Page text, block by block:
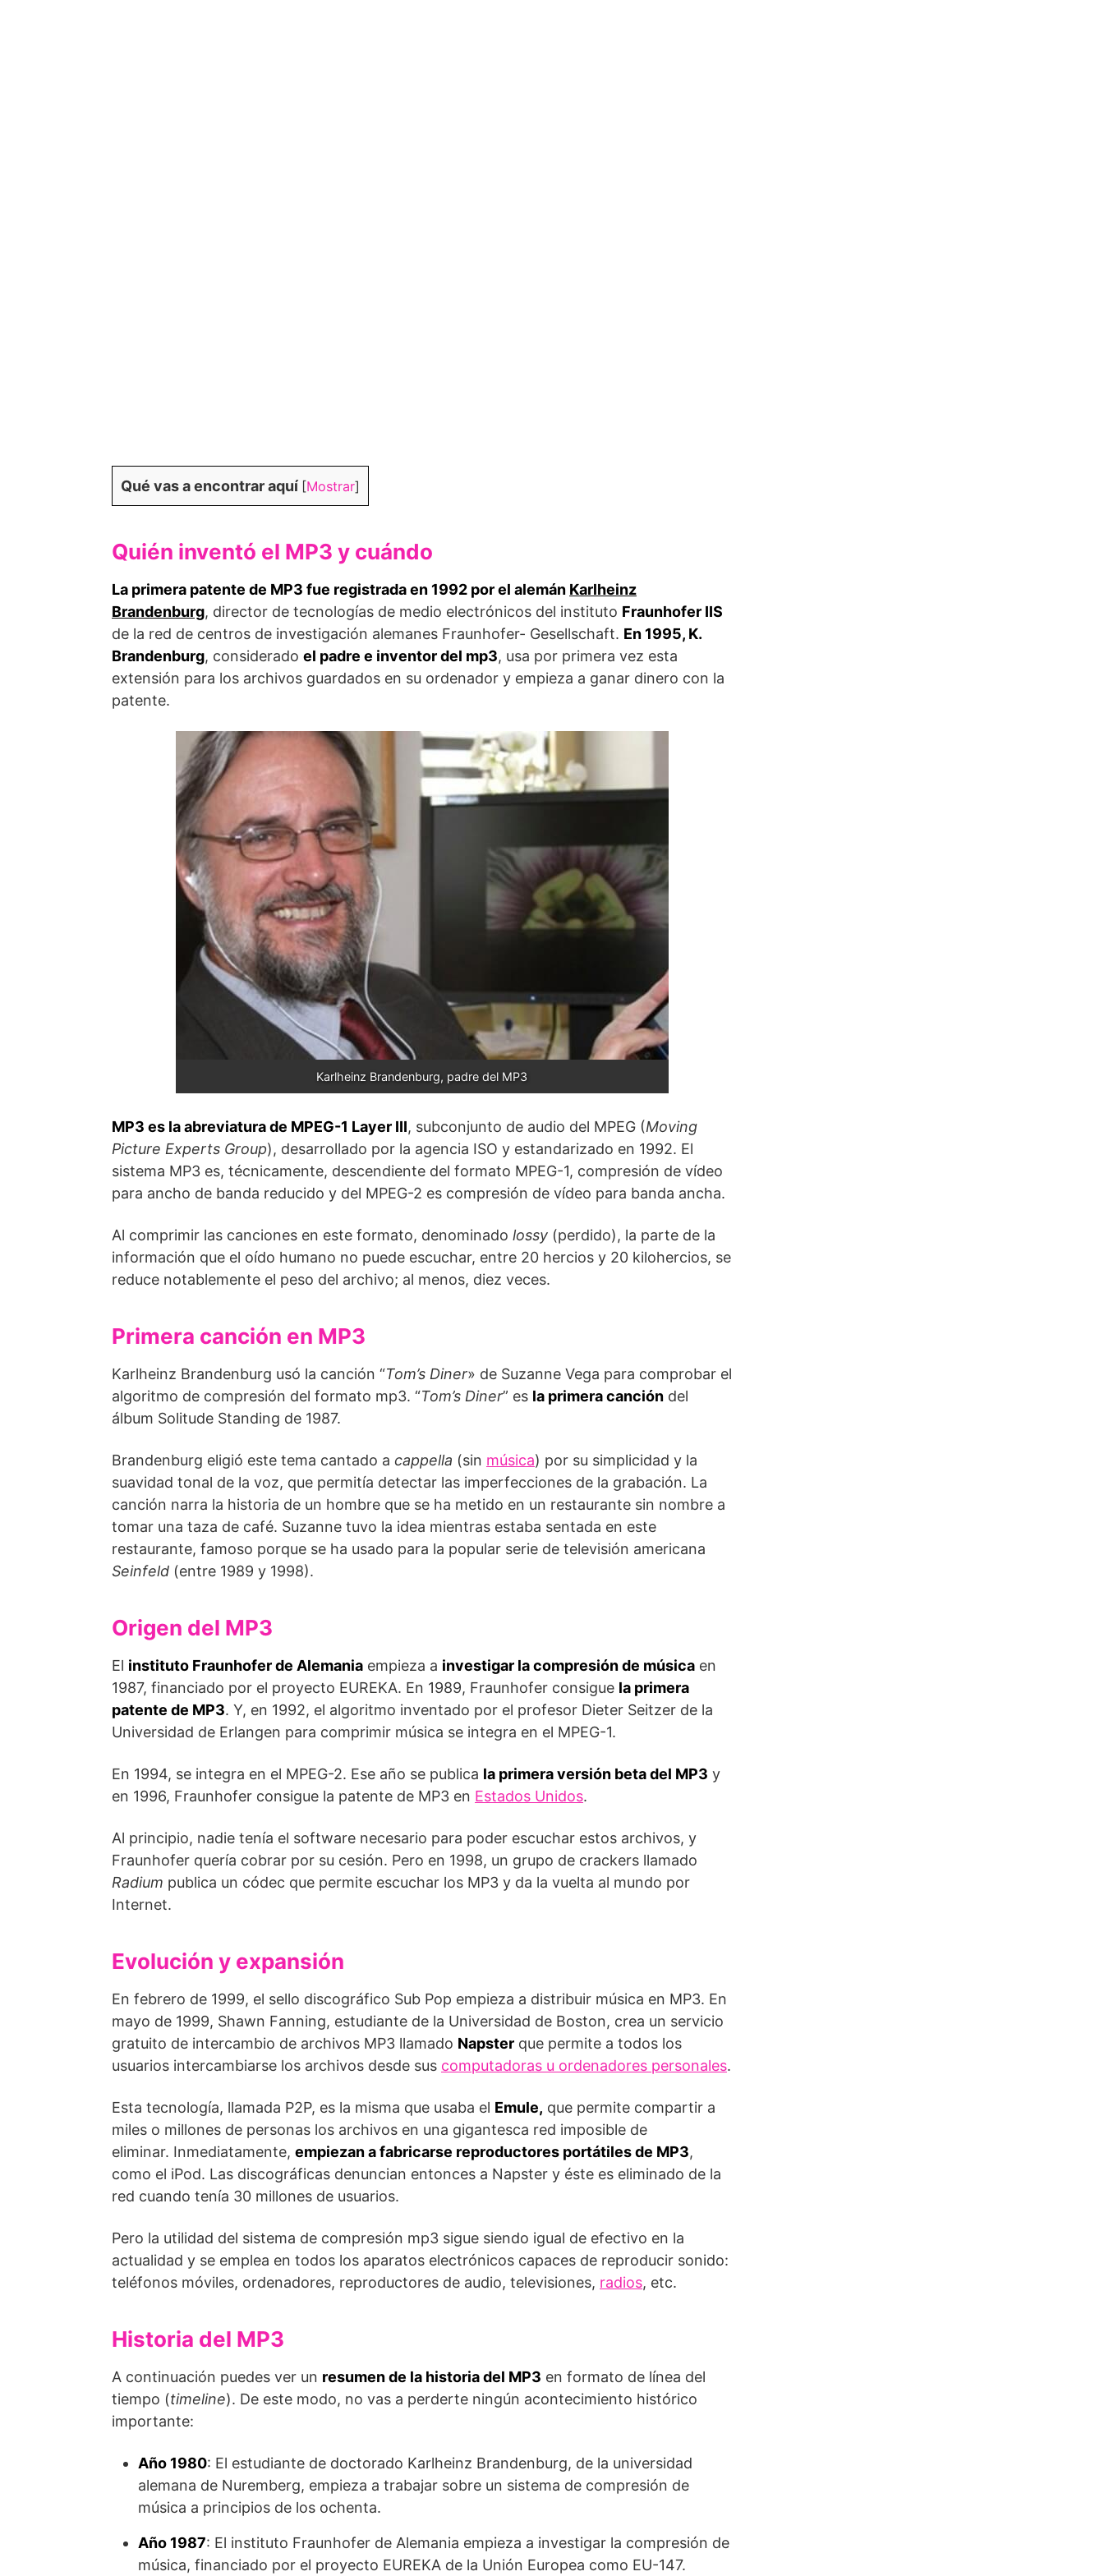
Qué vas a encontrar aquí [Mostrar]
Quién inventó el MP3 y cuándo
La primera patente de MP3 fue registrada en 1992 por el alemán Karlheinz
Brandenburg, director de tecnologías de medio electrónicos del instituto Fraunhofer IIS
de la red de centros de investigación alemanes Fraunhofer- Gesellschaft. En 1995, K.
Brandenburg, considerado el padre e inventor del mp3, usa por primera vez esta
extensión para los archivos guardados en su ordenador y empieza a ganar dinero con la
patente.
Karlheinz Brandenburg, padre del MP3
MP3 es la abreviatura de MPEG-1 Layer III, subconjunto de audio del MPEG (Moving
Picture Experts Group), desarrollado por la agencia ISO y estandarizado en 1992. El
sistema MP3 es, técnicamente, descendiente del formato MPEG-1, compresión de vídeo
para ancho de banda reducido y del MPEG-2 es compresión de vídeo para banda ancha.
Al comprimir las canciones en este formato, denominado lossy (perdido), la parte de la
información que el oído humano no puede escuchar, entre 20 hercios y 20 kilohercios, se
reduce notablemente el peso del archivo; al menos, diez veces.
Primera canción en MP3
Karlheinz Brandenburg usó la canción “Tom’s Diner» de Suzanne Vega para comprobar el
algoritmo de compresión del formato mp3. “Tom’s Diner” es la primera canción del
álbum Solitude Standing de 1987.
Brandenburg eligió este tema cantado a cappella (sin música) por su simplicidad y la
suavidad tonal de la voz, que permitía detectar las imperfecciones de la grabación. La
canción narra la historia de un hombre que se ha metido en un restaurante sin nombre a
tomar una taza de café. Suzanne tuvo la idea mientras estaba sentada en este
restaurante, famoso porque se ha usado para la popular serie de televisión americana
Seinfeld (entre 1989 y 1998).
Origen del MP3
El instituto Fraunhofer de Alemania empieza a investigar la compresión de música en
1987, financiado por el proyecto EUREKA. En 1989, Fraunhofer consigue la primera
patente de MP3. Y, en 1992, el algoritmo inventado por el profesor Dieter Seitzer de la
Universidad de Erlangen para comprimir música se integra en el MPEG-1.
En 1994, se integra en el MPEG-2. Ese año se publica la primera versión beta del MP3 y
en 1996, Fraunhofer consigue la patente de MP3 en Estados Unidos.
Al principio, nadie tenía el software necesario para poder escuchar estos archivos, y
Fraunhofer quería cobrar por su cesión. Pero en 1998, un grupo de crackers llamado
Radium publica un códec que permite escuchar los MP3 y da la vuelta al mundo por
Internet.
Evolución y expansión
En febrero de 1999, el sello discográfico Sub Pop empieza a distribuir música en MP3. En
mayo de 1999, Shawn Fanning, estudiante de la Universidad de Boston, crea un servicio
gratuito de intercambio de archivos MP3 llamado Napster que permite a todos los
usuarios intercambiarse los archivos desde sus computadoras u ordenadores personales.
Esta tecnología, llamada P2P, es la misma que usaba el Emule, que permite compartir a
miles o millones de personas los archivos en una gigantesca red imposible de
eliminar. Inmediatamente, empiezan a fabricarse reproductores portátiles de MP3,
como el iPod. Las discográficas denuncian entonces a Napster y éste es eliminado de la
red cuando tenía 30 millones de usuarios.
Pero la utilidad del sistema de compresión mp3 sigue siendo igual de efectivo en la
actualidad y se emplea en todos los aparatos electrónicos capaces de reproducir sonido:
teléfonos móviles, ordenadores, reproductores de audio, televisiones, radios, etc.
Historia del MP3
A continuación puedes ver un resumen de la historia del MP3 en formato de línea del
tiempo (timeline). De este modo, no vas a perderte ningún acontecimiento histórico
importante:
Año 1980: El estudiante de doctorado Karlheinz Brandenburg, de la universidad
alemana de Nuremberg, empieza a trabajar sobre un sistema de compresión de
música a principios de los ochenta.
Año 1987: El instituto Fraunhofer de Alemania empieza a investigar la compresión de
música, financiado por el proyecto EUREKA de la Unión Europea como EU-147.